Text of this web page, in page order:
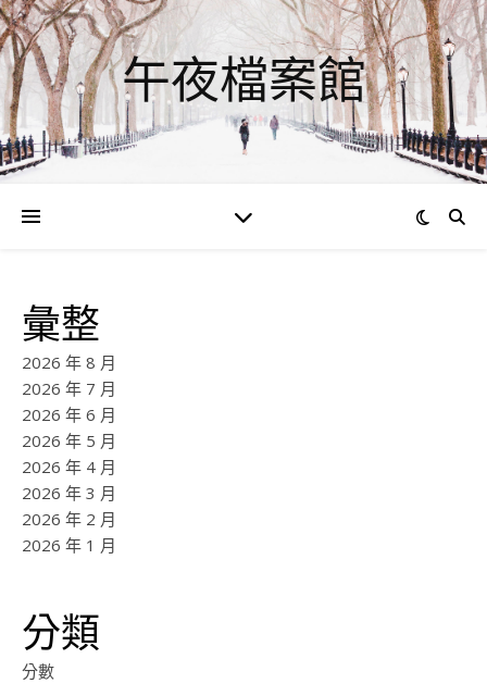
午夜檔案館
彙整
2026 年 8 月
2026 年 7 月
2026 年 6 月
2026 年 5 月
2026 年 4 月
2026 年 3 月
2026 年 2 月
2026 年 1 月
分類
分數